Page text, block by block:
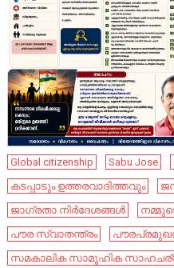
Global citizenship Sabu Jose
കടപ്പാടും ഉത്തരവാദിത്തവും
ജാഗ്രതാ നിർദേശങ്ങൾ
പൗര സ്വാതന്ത്രം
സമകാലിക സാമൂഹിക